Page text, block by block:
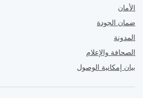
الأمان
ضمان الجودة
المدونة
الصحافة والإعلام
بيان إمكانية الوصول